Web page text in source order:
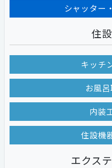
シャッター
住
キッチ
お風
内装
住設機
エクス